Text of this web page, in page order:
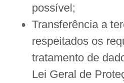
possível;
Transferência a
respeitados os
tratamento de
Lei Geral de